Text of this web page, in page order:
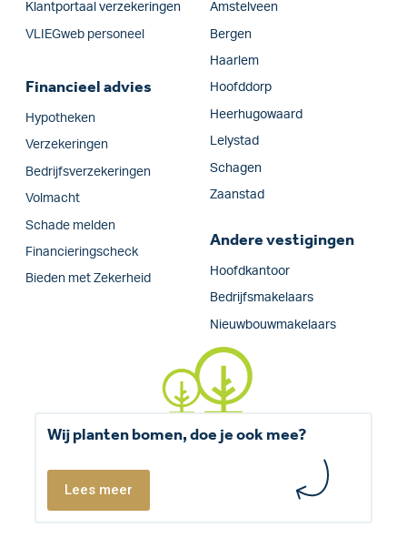
Klantportaal verzekeringen
VLIEGweb personeel
Financieel advies
Hypotheken
Verzekeringen
Bedrijfs­verzekeringen
Volmacht
Schade melden
Financieringscheck
Bieden met Zekerheid
Amstelveen
Bergen
Haarlem
Hoofddorp
Heerhugowaard
Lelystad
Schagen
Zaanstad
Andere vestigingen
Hoofdkantoor
Bedrijfsmakelaars
Nieuwbouwmakelaars
Wij planten bomen, doe je ook mee?
Lees meer